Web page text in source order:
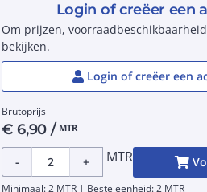
Login of creëer een
Om prijzen,
bekijken.
Login of creëer een
Brutoprijs
€6,90 / MTR
- + MTR
Minimaal: 2 MTR | Besteleenheid: 2 MTR